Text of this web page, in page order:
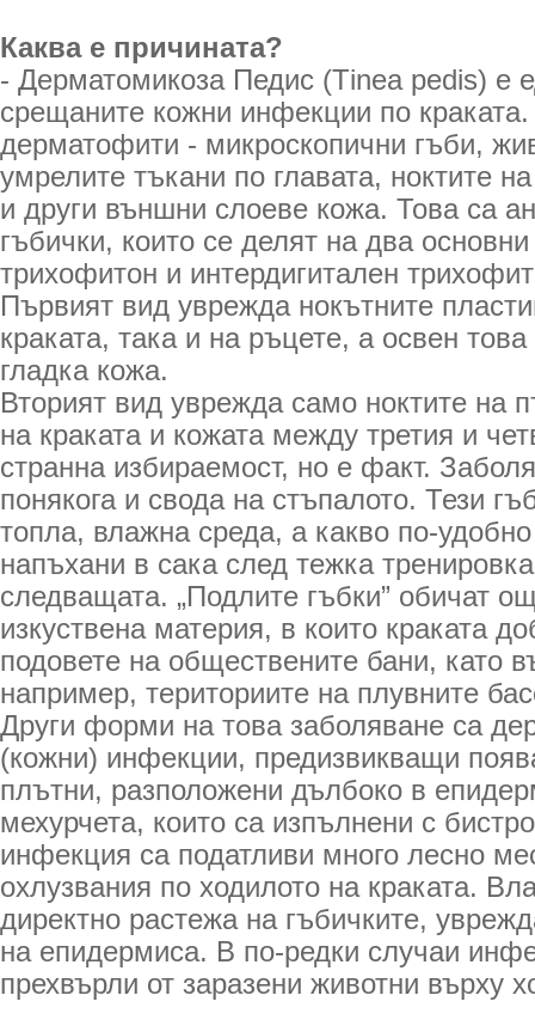
Каква е причината?
- Дерматомикоза Педис (Тinea рedis) е
срещаните кожни инфекции по
дерматофити - микроскопични гъби,
умрелите тъкани по главата, ноктите
и други външни слоеве кожа. Това са
гъбички, които се делят на два
трихофитон и интердигитален
Първият вид уврежда нокътните
краката, така и на ръцете, а освен
гладка кожа.
Вторият вид уврежда само ноктите на
на краката и кожата между третия и
странна избираемост, но е факт.
понякога и свода на стъпалото. Тези
топла, влажна среда, а какво по-
напъхани в сака след тежка
следващата. „Подлите гъбки” обичат
изкуствена материя, в които краката
подовете на обществените бани, като
например, териториите на плувните
Други форми на това заболяване са
(кожни) инфекции, предизвикващи
плътни, разположени дълбоко в
мехурчета, които са изпълнени с
инфекция са податливи много лесно
охлузвания по ходилото на краката.
директно растежа на гъбичките,
на епидермиса. В по-редки случаи
прехвърли от заразени животни върху